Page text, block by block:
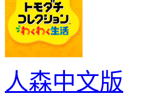
人森中文版